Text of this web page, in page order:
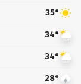
35°
34°
34°
28°